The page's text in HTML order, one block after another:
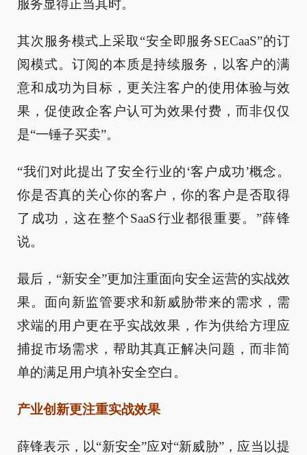
服务显得正当其时。
其次服务模式上采取“安全即服务SECaaS”的订
阅模式。订阅的本质是持续服务，以客户的满
意和成功为目标，更关注客户的使用体验与效
果，促使政企客户认可为效果付费，而非仅仅
是“一锤子买卖”。
“我们对此提出了安全行业的‘客户成功’概念。
你是否真的关心你的客户，你的客户是否取得
了成功，这在整个SaaS行业都很重要。”薛锋
说。
最后，“新安全”更加注重面向安全运营的实战效
果。面向新监管要求和新威胁带来的需求，需
求端的用户更在乎实战效果，作为供给方理应
捕捉市场需求，帮助其真正解决问题，而非简
单的满足用户填补安全空白。
产业创新更注重实战效果
薛锋表示，以“新安全”应对“新威胁”，应当以提